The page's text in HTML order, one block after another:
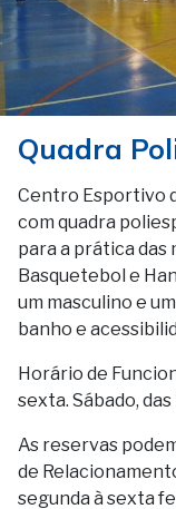
Quadra
Centro Esportivo
com quadra
para a prática das
Basquetebol e
um masculino e
banho e
Horário de
sexta. Sábado, das
As reservas
de
segunda à sexta